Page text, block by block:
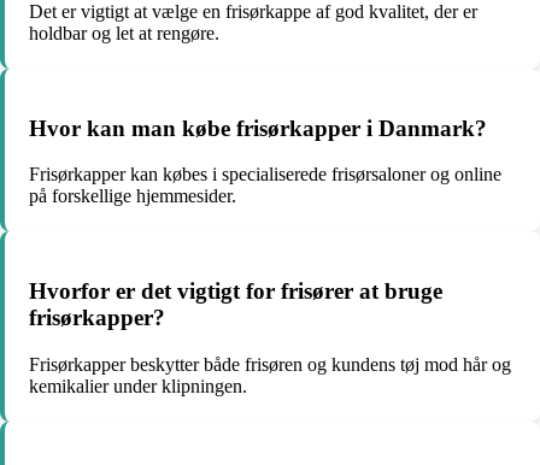
Det er vigtigt at vælge en frisørkappe af god kvalitet, der er
holdbar og let at rengøre.
Hvor kan man købe frisørkapper i Danmark?
Frisørkapper kan købes i specialiserede frisørsaloner og online
på forskellige hjemmesider.
Hvorfor er det vigtigt for frisører at bruge
frisørkapper?
Frisørkapper beskytter både frisøren og kundens tøj mod hår og
kemikalier under klipningen.